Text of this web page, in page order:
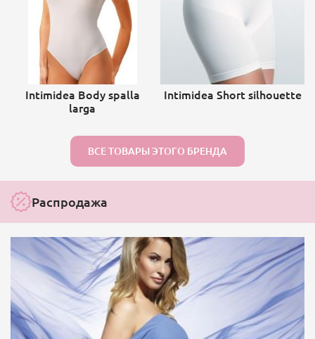
Intimidea Body spalla
larga
Intimidea Short silhouette
ВСЕ ТОВАРЫ ЭТОГО БРЕНДА
Распродажа